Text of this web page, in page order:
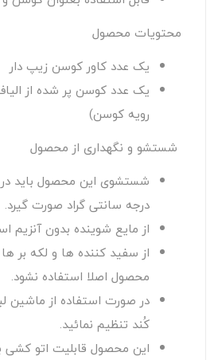
محتویات محصول
یک عدد کاور کوسن زیپ دار
یک عدد کوسن پر شده از الیاف
رویه کوسن)
شستشو و نگهداری از محصول
درجه سانتی گراد صورت گیرد.
از مایع شوینده بدون آنزیم
از سفید کننده ها و لکه بر
محصول اصلا استفاده نشود.
در صورت استفاده از ماشین
کُند تنظیم نمائید.
این محصول قابلیت اتو کشی